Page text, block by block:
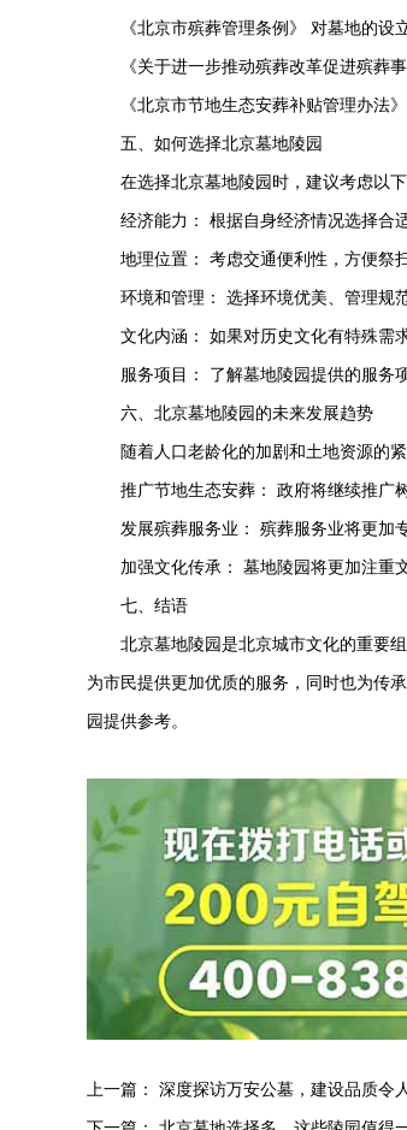
《北京市殡葬管理条例》 对墓地的设
《关于进一步推动殡葬改革促进殡葬
《北京市节地生态安葬补贴管理办法
五、如何选择北京墓地陵园
在选择北京墓地陵园时，建议考虑以下
经济能力： 根据自身经济情况选择合
地理位置： 考虑交通便利性，方便祭扫
环境和管理： 选择环境优美、管理规
文化内涵： 如果对历史文化有特殊需
服务项目： 了解墓地陵园提供的服务
六、北京墓地陵园的未来发展趋势
随着人口老龄化的加剧和土地资源的
推广节地生态安葬： 政府将继续推广
发展殡葬服务业： 殡葬服务业将更加
加强文化传承： 墓地陵园将更加注重
七、结语
北京墓地陵园是北京城市文化的重要
为市民提供更加优质的服务，同时也为传
园提供参考。
上一篇： 深度探访万安公墓，建设品质令